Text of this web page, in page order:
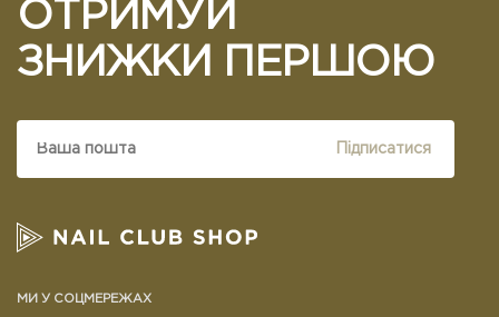
ОТРИМУЙ
ЗНИЖКИ ПЕРШОЮ
Підписатися
МИ У СОЦМЕРЕЖАХ